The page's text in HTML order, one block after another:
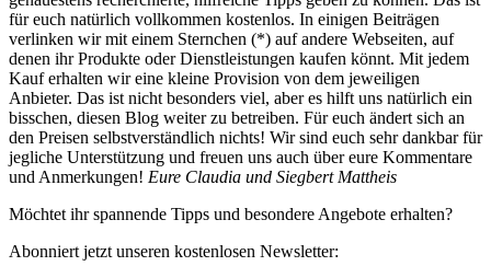
für euch natürlich vollkommen kostenlos. In einigen Beiträgen
verlinken wir mit einem Sternchen (*) auf andere Webseiten, auf
denen ihr Produkte oder Dienstleistungen kaufen könnt. Mit jedem
Kauf erhalten wir eine kleine Provision von dem jeweiligen
Anbieter. Das ist nicht besonders viel, aber es hilft uns natürlich ein
bisschen, diesen Blog weiter zu betreiben. Für euch ändert sich an
den Preisen selbstverständlich nichts! Wir sind euch sehr dankbar für
jegliche Unterstützung und freuen uns auch über eure Kommentare
und Anmerkungen! Eure Claudia und Siegbert Mattheis
Möchtet ihr spannende Tipps und besondere Angebote erhalten?
Abonniert jetzt unseren kostenlosen Newsletter: